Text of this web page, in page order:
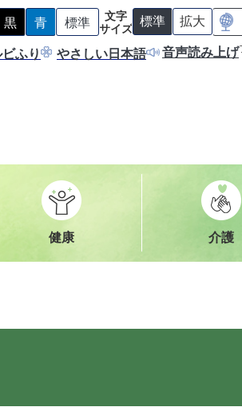
黒
背
景
色
青
背
景
色
標準
背
景
色
文字
サイズ 標準
（
初
拡大
（
初
ふり やさしい日本語 音声読み上げ
健康 介護